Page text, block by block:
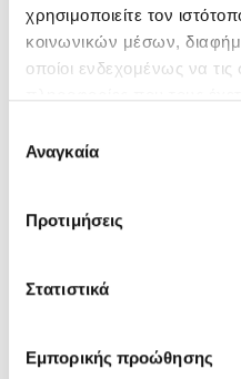
χρησιμοποιείτε τον
κοινωνικών μέσων,
οποίοι ενδεχομένως να
των υπηρεσιών τους.
συγκατάθεσης
Αναγκαία
Προτιμήσεις
Στατιστικά
Εμπορικής προώθησης